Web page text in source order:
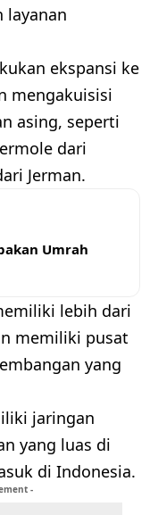
layanan
ekspansi ke
mengakuisisi
asing, seperti
dari
Jerman.
Umrah
lebih dari
memiliki pusat
yang
jaringan
yang luas di
di Indonesia.
-